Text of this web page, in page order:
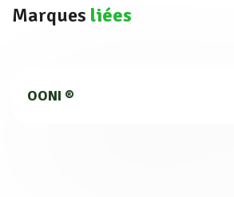
Marques liées
OONI ®